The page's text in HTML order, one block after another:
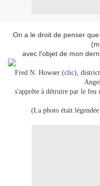
On a le droit de penser
avec l'objet de mon
Fred N. Howser (clic),
s'apprête à détruire par le feu
(La photo était